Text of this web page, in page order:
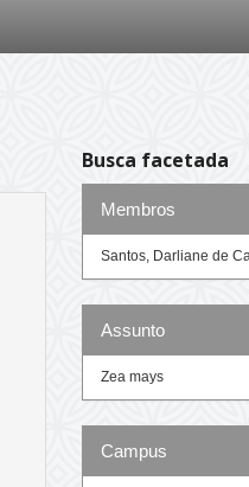
Busca facetada
Membros
Santos, Darliane de
Assunto
Zea mays
Campus